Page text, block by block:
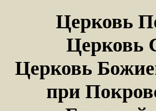
Церковь
Церковь
Церковь
при